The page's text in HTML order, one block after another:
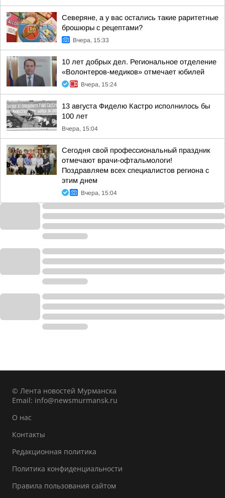
Северяне, а у вас остались такие раритетные
брошюры с рецептами?
Вчера, 15:33
10 лет добрых дел. Региональное отделение
«Волонтеров-медиков» отмечает юбилей
Вчера, 15:24
13 августа Фиделю Кастро исполнилось бы
100 лет
Вчера, 15:04
Сегодня свой профессиональный праздник
отмечают врачи-офтальмологи!
Поздравляем всех специалистов региона с
этим днем
Вчера, 15:04
© Лента новостей Мурманска
Email: info@newsmurmansk.ru
О нас
Контакты
Редакционная политика
Политика конфиденциальности
Правила пользования сайтом